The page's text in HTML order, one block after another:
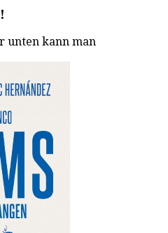
unten kann man